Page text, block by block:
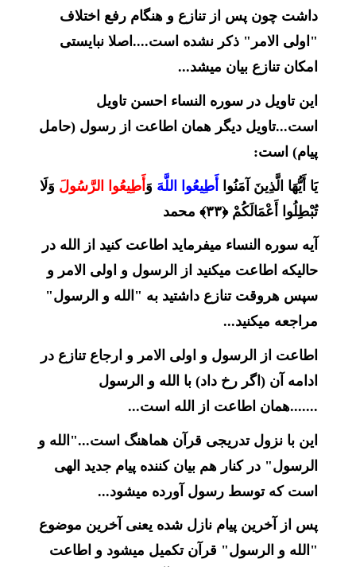
داشت چون پس از تنازع و هنگام رفع اختلاف
"اولی الامر" ذکر نشده است....اصلا نبایستی
امکان تنازع بیان میشد...
این تاویل در سوره النساء احسن تاویل
است...تاویل دیگر همان اطاعت از رسول (حامل
پیام) است:
يَا أَيُّهَا الَّذِينَ آمَنُوا أَطِيعُوا اللَّهَ وَ أَطِيعُوا الرَّسُولَ وَلَا
تُبْطِلُوا أَعْمَالَكُمْ ﴿۳۳﴾ محمد
آیه سوره النساء میفرماید اطاعت کنید از الله در
حالیکه اطاعت میکنید از الرسول و اولی الامر و
سپس هروقت تنازع داشتید به "الله و الرسول"
مراجعه میکنید...
اطاعت از الرسول و اولی الامر و ارجاع تنازع در
ادامه آن (اگر رخ داد) با الله و الرسول
.......همان اطاعت از الله است...
این با نزول تدریجی قرآن هماهنگ است..."الله و
الرسول" در کنار هم بیان کننده پیام جدید الهی
است که توسط رسول آورده میشود...
پس از آخرین پیام نازل شده یعنی آخرین موضوع
"الله و الرسول" قرآن تکمیل میشود و اطاعت